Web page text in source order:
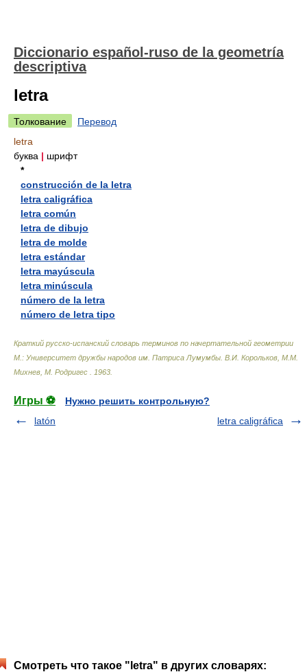
Diccionario español-ruso de la geometría
descriptiva
letra
Толкование
Перевод
letra
буква | шрифт
*
construcción de la letra
letra caligráfica
letra común
letra de dibujo
letra de molde
letra estándar
letra mayúscula
letra minúscula
número de la letra
número de letra tipo
Краткий русско-испанский словарь терминов по начертательной геометрии
М.: Университет дружбы народов им. Патриса Лумумбы В.И. Корольков, М.М.
Михнев, М. Родригес
1963
Игры ⚽
Нужно решить контрольную?
latón
letra caligráfica
Смотреть что такое "letra" в других словарях: